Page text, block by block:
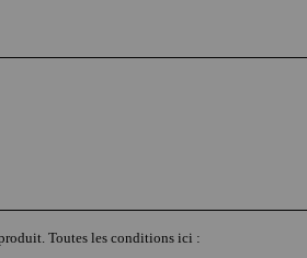
Toutes les conditions ici :